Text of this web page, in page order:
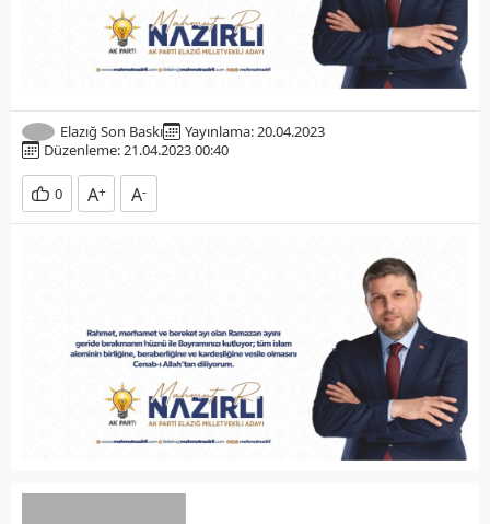
Elazığ Son Baskı
Yayınlama: 20.04.2023
Düzenleme: 21.04.2023 00:40
0 A+ A-